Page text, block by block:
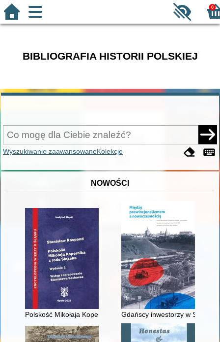
0
BIBLIOGRAFIA HISTORII POLSKIEJ
Wyszukiwanie zaawansowaneKolekcje
NOWOŚCI
Polskość Mikołaja Kopernika z rodu Ślązaka
Gdańscy inwestorzy w